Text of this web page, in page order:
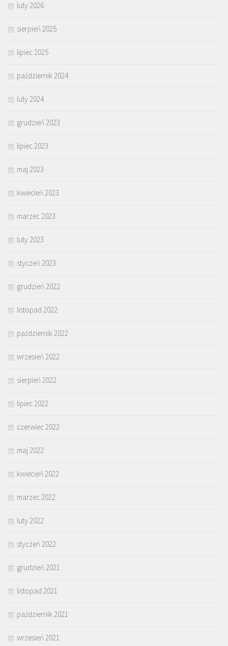
luty 2026
sierpień 2025
lipiec 2025
październik 2024
luty 2024
grudzień 2023
lipiec 2023
maj 2023
kwiecień 2023
marzec 2023
luty 2023
styczeń 2023
grudzień 2022
listopad 2022
październik 2022
wrzesień 2022
sierpień 2022
lipiec 2022
czerwiec 2022
maj 2022
kwiecień 2022
marzec 2022
luty 2022
styczeń 2022
grudzień 2021
listopad 2021
październik 2021
wrzesień 2021